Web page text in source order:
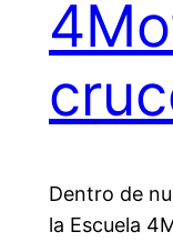
Dentro de
la Escuela